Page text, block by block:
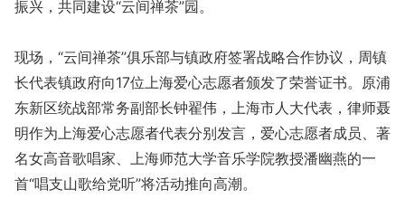
振兴，共同建设“云间禅茶”园。
现场，“云间禅茶”俱乐部与镇政府签署战略合作协议，周镇
长代表镇政府向17位上海爱心志愿者颁发了荣誉证书。原浦
东新区统战部常务副部长钟翟伟，上海市人大代表，律师聂
明作为上海爱心志愿者代表分别发言，爱心志愿者成员、著
名女高音歌唱家、上海师范大学音乐学院教授潘幽燕的一
首“唱支山歌给党听”将活动推向高潮。